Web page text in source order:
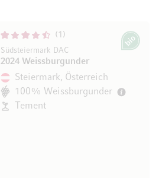
1
Südsteiermark DAC
2024 Weissburgunder
Bio
Steiermark, Österreich
100% Weissburgunder
Tement